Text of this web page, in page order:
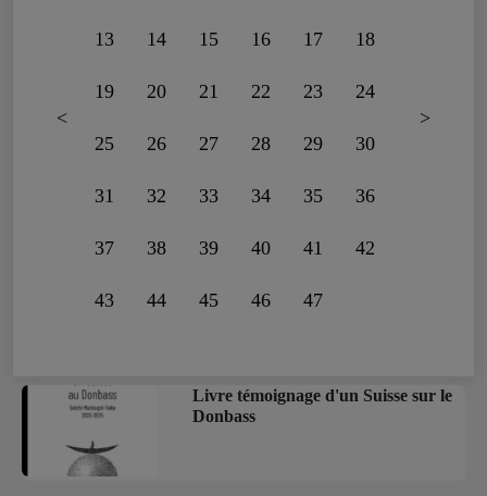
<
13 14 15 16 17 18
19 20 21 22 23 24
25 26 27 28 29 30
31 32 33 34 35 36
37 38 39 40 41 42
43 44 45 46 47
>
Livre témoignage d'un Suisse sur le
Donbass